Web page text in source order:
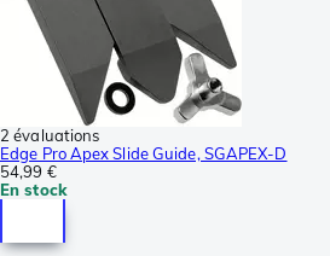
2 évaluations
Edge Pro Apex Slide Guide, SGAPEX-D
54,99 €
En stock